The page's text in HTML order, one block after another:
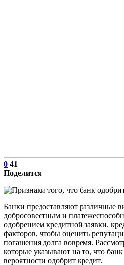
0 41
Поделится
Банки предоставляют различные
добросовестным и
одобрением кредитной заявки,
факторов, чтобы оценить
погашения долга вовремя.
которые указывают на то, что
вероятности одобрит кредит.